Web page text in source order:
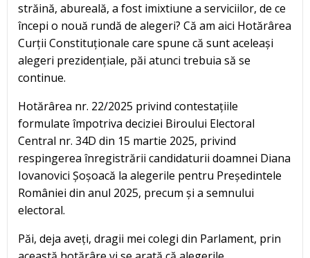
străină, abureală, a fost imixtiune a serviciilor, de ce
începi o nouă rundă de alegeri? Că am aici Hotărârea
Curții Constituționale care spune că sunt aceleași
alegeri prezidențiale, păi atunci trebuia să se
continue.
Hotărârea nr. 22/2025 privind contestațiile
formulate împotriva deciziei Biroului Electoral
Central nr. 34D din 15 martie 2025, privind
respingerea înregistrării candidaturii doamnei Diana
Iovanovici Șoșoacă la alegerile pentru Președintele
României din anul 2025, precum și a semnului
electoral.
Păi, deja aveți, dragii mei colegi din Parlament, prin